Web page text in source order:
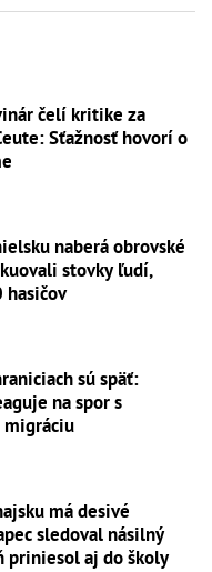
čelí kritike za
Sťažnosť hovorí o
naberá obrovské
stovky ľudí,
hasičov
sú späť:
na spor s
migráciu
má desivé
sledoval násilný
priniesol aj do školy